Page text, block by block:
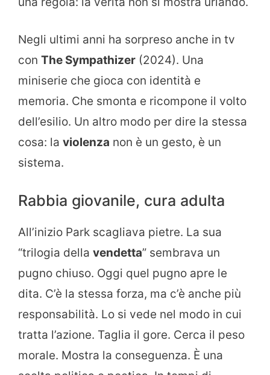
Negli ultimi anni ha sorpreso anche in tv
con The Sympathizer (2024). Una
miniserie che gioca con identità e
memoria. Che smonta e ricompone il volto
dell’esilio. Un altro modo per dire la stessa
cosa: la violenza non è un gesto, è un
sistema.
Rabbia giovanile, cura adulta
All’inizio Park scagliava pietre. La sua
“trilogia della vendetta” sembrava un
pugno chiuso. Oggi quel pugno apre le
dita. C’è la stessa forza, ma c’è anche più
responsabilità. Lo si vede nel modo in cui
tratta l’azione. Taglia il gore. Cerca il peso
morale. Mostra la conseguenza. È una